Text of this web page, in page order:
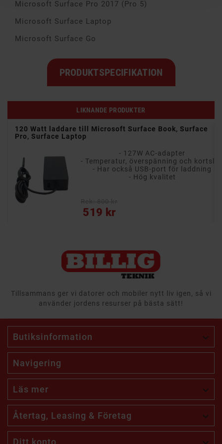
Microsoft Surface Pro 2017 (Pro 5)
Microsoft Surface Laptop
Microsoft Surface Go
PRODUKTSPECIFIKATION
LIKNANDE PRODUKTER
120 Watt laddare till Microsoft Surface Book, Surface
Pro, Surface Laptop
- 127W AC-adapter
- Har också USB-port för laddning
- Hög kvalitet
519 kr
Pris
Tillsammans ger vi datorer och mobiler nytt liv igen, så vi
använder jordens resurser på bästa sätt!
Butiksinformation 
Navigering
Läs mer 
Återtag, Leasing & Företag 
Ditt konto